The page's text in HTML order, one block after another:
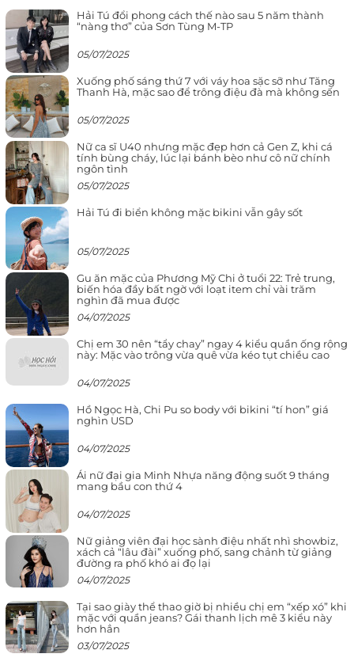
Hải Tú đổi phong cách thế nào sau 5 năm thành
“nàng thơ” của Sơn Tùng M-TP
05/07/2025
Xuống phố sáng thứ 7 với váy hoa sặc sỡ như Tăng
Thanh Hà, mặc sao để trông điệu đà mà không sến
05/07/2025
Nữ ca sĩ U40 nhưng mặc đẹp hơn cả Gen Z, khi cá
tính bùng cháy, lúc lại bánh bèo như cô nữ chính
ngôn tình
05/07/2025
Hải Tú đi biển không mặc bikini vẫn gây sốt
05/07/2025
Gu ăn mặc của Phương Mỹ Chi ở tuổi 22: Trẻ trung,
biến hóa đầy bất ngờ với loạt item chỉ vài trăm
nghìn đã mua được
04/07/2025
Chị em 30 nên “tẩy chay” ngay 4 kiểu quần ống rộng
này: Mặc vào trông vừa quê vừa kéo tụt chiều cao
04/07/2025
Hồ Ngọc Hà, Chi Pu so body với bikini “tí hon” giá
nghìn USD
04/07/2025
Ái nữ đại gia Minh Nhựa năng động suốt 9 tháng
mang bầu con thứ 4
04/07/2025
Nữ giảng viên đại học sành điệu nhất nhì showbiz,
xách cả “lâu đài” xuống phố, sang chảnh từ giảng
đường ra phố khó ai đọ lại
04/07/2025
Tại sao giày thể thao giờ bị nhiều chị em “xếp xó” khi
mặc với quần jeans? Gái thanh lịch mê 3 kiểu này
hơn hẳn
03/07/2025